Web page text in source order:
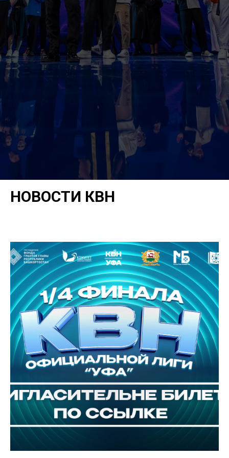
НОВОСТИ КВН